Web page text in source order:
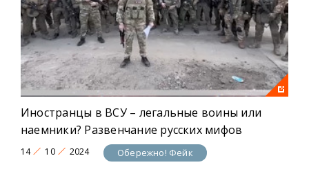
Иностранцы в ВСУ – легальные воины или
наемники? Развенчание русских мифов
14 10 2024 Обережно! Фейк